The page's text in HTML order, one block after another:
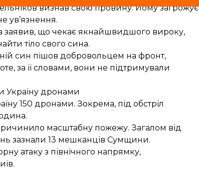
визнав свою провину. Йомузагрожує
ув’язнення.
та заявив, що чекає якнайшвидшого вироку,
тіло свого сина.
син пішов добровольцем на фронт,
за її словами, вони не підтримували
Україну дронами
150 дронами. Зокрема, під обстріл
масштабну пожежу. Загалом від
зазнали 13 мешканців Сумщини.
атаку з північного напрямку,